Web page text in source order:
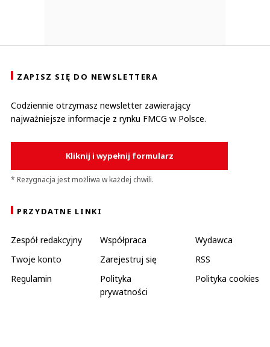
ZAPISZ SIĘ DO NEWSLETTERA
Codziennie otrzymasz newsletter zawierający
najważniejsze informacje z rynku FMCG w Polsce.
Kliknij i wypełnij formularz
* Rezygnacja jest możliwa w każdej chwili.
PRZYDATNE LINKI
Zespół redakcyjny Współpraca
Wydawca
Twoje konto
Zarejestruj się
RSS
Regulamin
Polityka
prywatności
Polityka cookies